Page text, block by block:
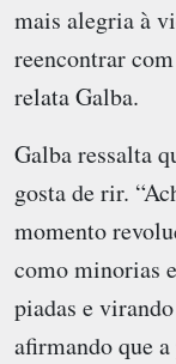
mais alegria à
reencontrar
relata Galba.
Galba ressalta
gosta de rir.
momento
como minorias
piadas e
afirmando que